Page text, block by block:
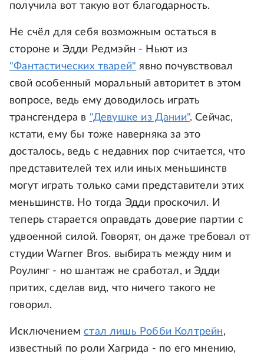
получила вот такую вот благодарность.
Не счёл для себя возможным остаться в
стороне и Эдди Редмэйн - Ньют из
"Фантастических тварей" явно почувствовал
свой особенный моральный авторитет в этом
вопросе, ведь ему доводилось играть
трансгендера в "Девушке из Дании". Сейчас,
кстати, ему бы тоже наверняка за это
досталось, ведь с недавних пор считается, что
представителей тех или иных меньшинств
могут играть только сами представители этих
меньшинств. Но тогда Эдди проскочил. И
теперь старается оправдать доверие партии с
удвоенной силой. Говорят, он даже требовал от
студии Warner Bros. выбирать между ним и
Роулинг - но шантаж не сработал, и Эдди
притих, сделав вид, что ничего такого не
говорил.
Исключениемстал лишь Робби Колтрейн,
известный по роли Хагрида - по его мнению,